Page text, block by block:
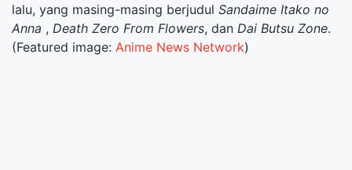
lalu, yang masing-masing berjudul Sandaime Itako no
Anna , Death Zero From Flowers, dan Dai Butsu Zone.
(Featured image: Anime News Network)